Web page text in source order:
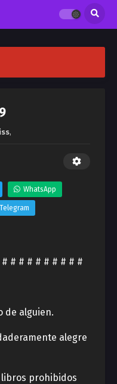
,
WhatsApp
Telegram
# # # # # # # # #
de alguien.
alegre
libros prohibidos